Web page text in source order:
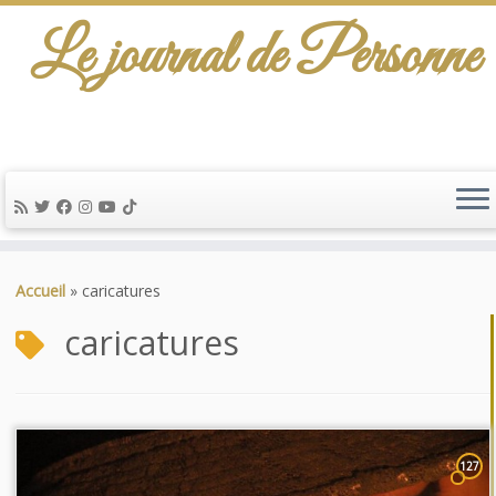
au
Le journal de Personne
Accueil » caricatures
caricatures
127